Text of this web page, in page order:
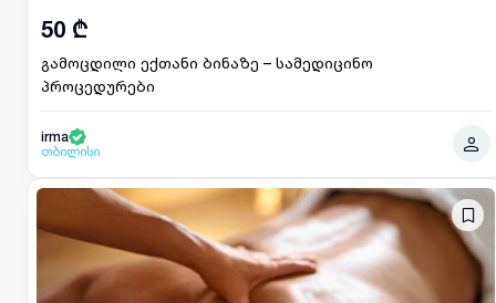
გამოცდილი ექთანი ბინაზე – სამედიცინო
პროცედურები
50 ₾
irma
თბილისი